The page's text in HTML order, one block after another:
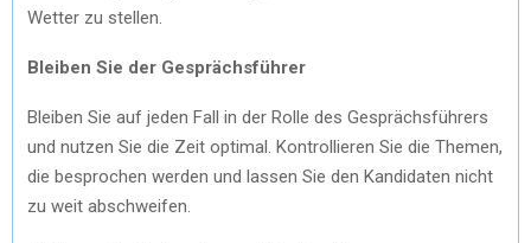
Wetter zu stellen.
Bleiben Sie der Gesprächsführer
Bleiben Sie auf jeden Fall in der Rolle des Gesprächsführers
und nutzen Sie die Zeit optimal. Kontrollieren Sie die Themen,
die besprochen werden und lassen Sie den Kandidaten nicht
zu weit abschweifen.